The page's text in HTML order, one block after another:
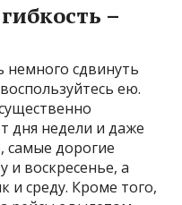
–
немного сдвинуть
ею.
дня недели и даже
самые дорогие
и воскресенье, а
и среду. Кроме того,